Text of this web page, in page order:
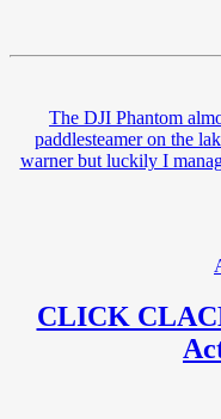
The DJI Phantom
paddlesteamer on the
warner but luckily I
CLICK